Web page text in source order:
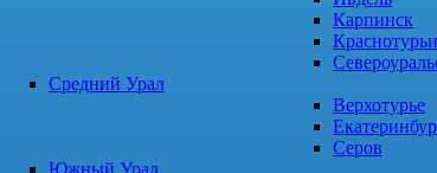
Карпинск
Средний Урал
Верхотурье
Серов
Южный Урал